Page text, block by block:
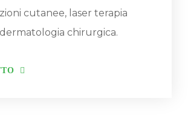
cutanee, laser terapia
chirurgica.